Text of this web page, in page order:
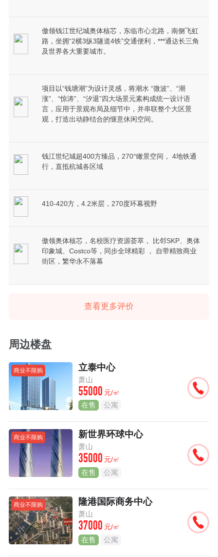
傲领钱江世纪城奥体核芯，东临市心北路，南侧飞虹
路，坐拥“2横3纵3隧道4铁”交通便利，***通达长三角
及世界各大重要城市。
项目以“钱塘潮”为设计灵感，将潮水 “微波”、“潮
涨”、“惊涛”、“汐退”四大场景元素构成统一设计语
言，应用于景观布局及细节中，并串联整个大区景
观，打造出动静结合的惬意休闲空间。
钱江世纪城超400方臻品，270°瞰景空间， 4地铁通
行，直抵杭城各区域
410-420方，4.2米层，270度环幕视野
傲领奥体核芯，名校医疗资源荟萃， 比邻SKP、奥体
印象城、Costco等，同步全球精彩 ， 自带精致商业
街区，繁华永不落幕
查看更多评价
周边楼盘
商业不限购 立泰中心
萧山
55000 元/㎡
在售 公寓
商业不限购 新世界环球中心
萧山
35000 元/㎡
在售 公寓
商业不限购 隆港国际商务中心
萧山
37000 元/㎡
在售 公寓